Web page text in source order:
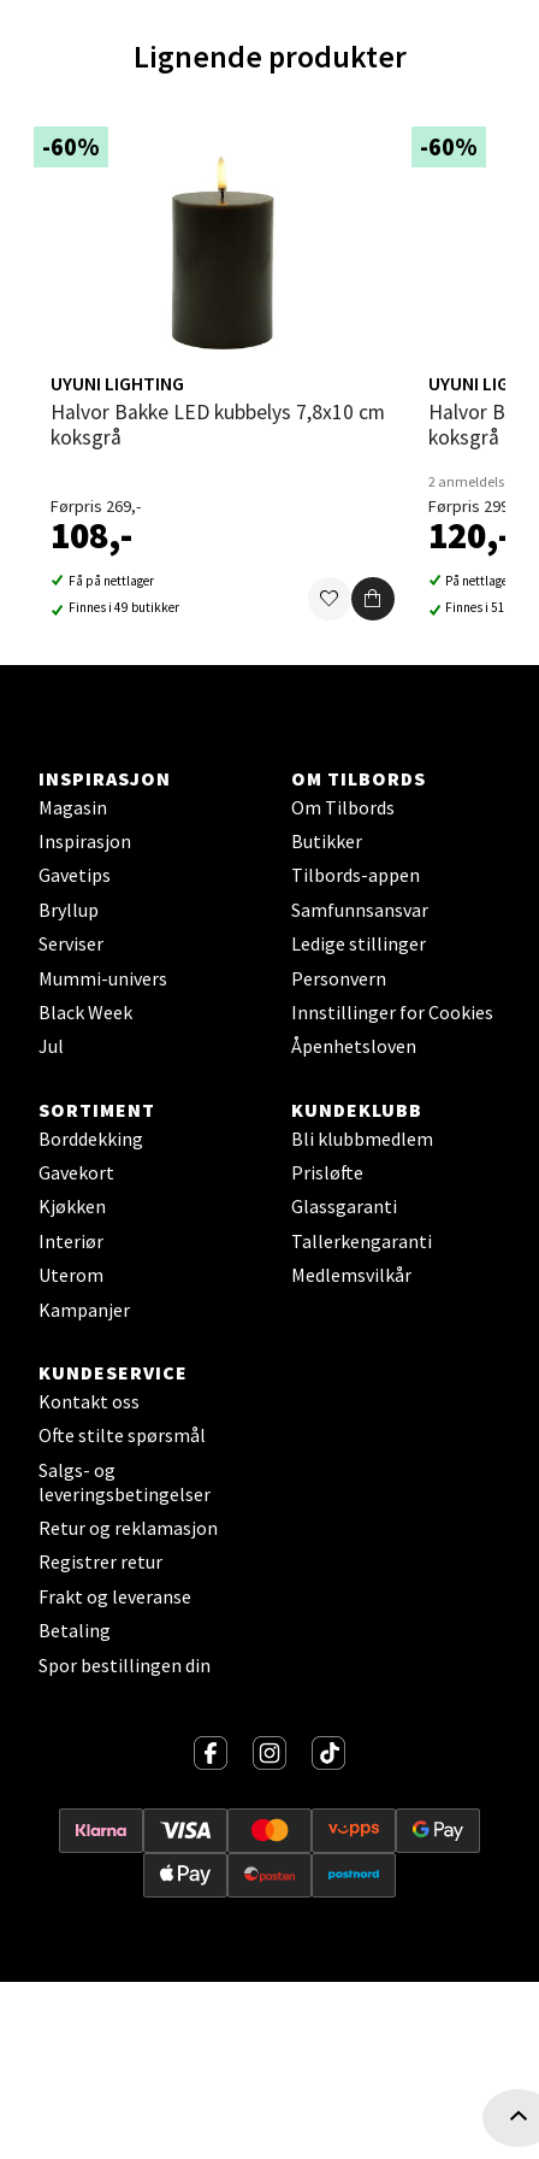
Lignende produkter
-60%
UYUNI LIGHTING
Halvor Bakke LED kubbelys 7,8x10 cm
koksgrå
Førpris 269,-
108,-
Få på nettlager
Finnes i 49 butikker
-60%
UYUNI
Halvor Bakke LED kubbelys 7,8x15 cm
koksgrå
2 anmeldelser
Førpris 299,-
120,-
På nettlager
Finnes i 51
INSPIRASJON
Magasin
Inspirasjon
Gavetips
Bryllup
Serviser
Mummi-univers
Black Week
Jul
OM TILBORDS
Om Tilbords
Butikker
Tilbords-appen
Samfunnsansvar
Ledige stillinger
Personvern
Innstillinger for Cookies
Åpenhetsloven
SORTIMENT
Borddekking
Gavekort
Kjøkken
Interiør
Uterom
Kampanjer
KUNDEKLUBB
Bli klubbmedlem
Prisløfte
Glassgaranti
Tallerkengaranti
Medlemsvilkår
KUNDESERVICE
Kontakt oss
Ofte stilte spørsmål
Salgs- og
leveringsbetingelser
Retur og reklamasjon
Registrer retur
Frakt og leveranse
Betaling
Spor bestillingen din
Trondheim - Sirkus Shopping
Falkenborgveien 5, 7044 Trondheim
Ski - Thon Senter Ski
Ski Storsenter, Jernbanesvingen 6, 1400 Ski
Åpent i dag 10-21
0 i butikk
Sortland - Sortland Storsenter
Strangata 26, 8400 Sortland
Åpent i dag 10-19
0 i butikk
Sjøfartsgata 2, 7714 Steinkjer
Åpent i dag 10-20
Leirvik - Stord
Torgbakken 2, 5401 Stord
Åpent i dag 10-17
0 i butikk
Vitaminveien 7 - 9, 0485 Oslo
Åpent i dag 10-21
0 i butikk